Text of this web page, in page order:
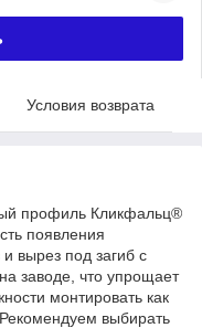
Условия возврата
профиль Кликфальц®
появления
и вырез под загиб c
заводе, что упрощает
монтировать как
выбирать